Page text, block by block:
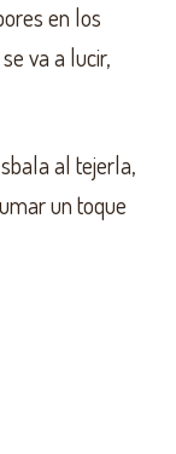
en los
va a lucir,
al tejerla,
un toque